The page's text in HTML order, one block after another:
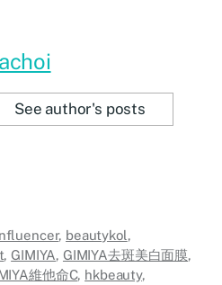
See author's posts
, beautykol,
,GIMIYA, GIMIYA去斑美白面膜,
維他命C, hkbeauty,